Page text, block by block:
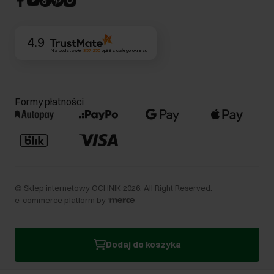
Dodaj do koszyka
4.9
Na podstawie 357 250opinii z całego okresu
Formy płatności
© Sklep internetowy OCHNIK 2026 . All Right Reserved.
e-commerce platform by